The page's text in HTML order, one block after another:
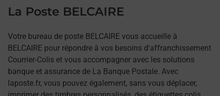
La Poste BELCAIRE
Votre bureau de poste BELCAIRE vous accueille à
BELCAIRE pour répondre à vos besoins d'affranchissement
Courrier-Colis et vous accompagner avec les solutions
banque et assurance de La Banque Postale. Avec
laposte.fr, vous pouvez également, sans vous déplacer,